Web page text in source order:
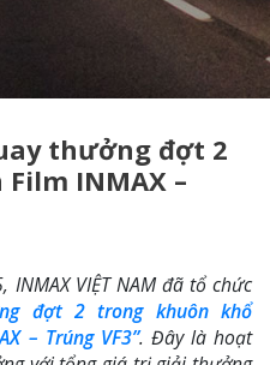
thưởng đợt 2
INMAX –
VIỆT NAM đã tổ chức
đợt 2 trong khuôn khổ
– Trúng VF3”. Đây là hoạt